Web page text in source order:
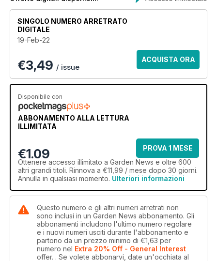
SINGOLO NUMERO ARRETRATO
DIGITALE
19-Feb-22
€3,49 / issue
ACQUISTA ORA
Disponibile con
ABBONAMENTO ALLA LETTURA
ILLIMITATA
€1.09
PROVA 1 MESE
Ottenere accesso illimitato a Garden News e oltre 600
altri grandi titoli. Rinnova a €11,99 / mese dopo 30 giorni.
Annulla in qualsiasi momento. Ulteriori informazioni
Questo numero e gli altri numeri arretrati non
sono inclusi in un Garden News abbonamento. Gli
abbonamenti includono l'ultimo numero regolare
e i nuovi numeri usciti durante l'abbonamento e
partono da un prezzo minimo di €1,63 per
numero nel Extra 20% Off - General Interest
offer. . Se volete abbonarvi, date un'occhiata al